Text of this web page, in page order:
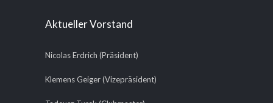
Aktueller Vorstand
Nicolas Erdrich (Präsident)
Klemens Geiger (Vizepräsident)